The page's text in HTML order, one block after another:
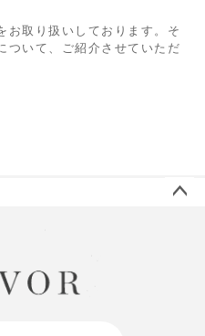
お取り扱いしております。そ
ついて、ご紹介させていただ